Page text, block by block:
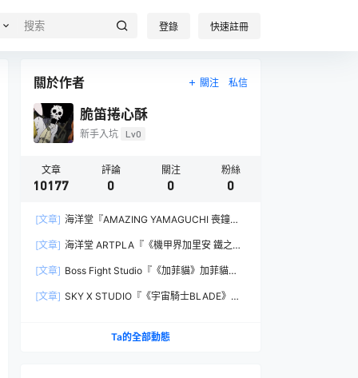
登錄 快速註冊
關於作者 關注 私信
脆笛捲心酥
新手入坑 Lv0
文章
10177
評論
0
關注
0
粉絲
0
[文章] 海洋堂『AMAZING YAMAGUCHI 喪鐘
之刃與大魄力火焰特效！
[文章] 海洋堂 ARTPLA『《機甲界加里安 鐵之紋
規再現！
[文章] Boss Fight Studio『《加菲貓》加菲貓
受到的龐大份量！
[文章] SKY X STUDIO『《宇宙騎士BLADE》
Ta的全部動態